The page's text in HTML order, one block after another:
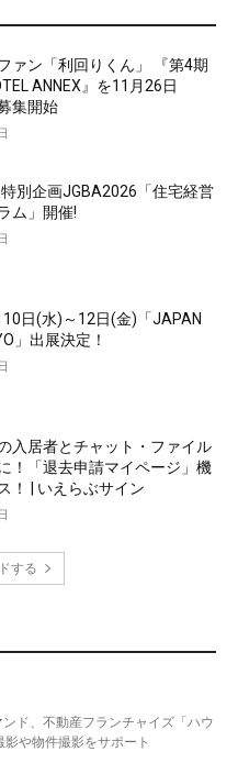
ァン「利回りくん」 『第4期
ANNEX』を11月26日
集開始
別企画JGBA2026「住宅経営
ム」開催!
日(水)～12日(金)「JAPAN
」出展決定！
入居者とチャット・ファイル
！「退去申請マイページ」機
！ | いえらぶサイン
する